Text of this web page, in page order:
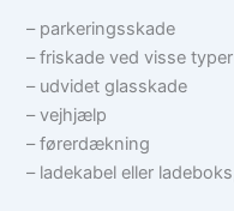
– parkeringsskade
– friskade ved visse
– udvidet glasskade
– vejhjælp
– førerdækning
– ladekabel eller